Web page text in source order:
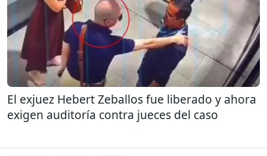
El exjuez Hebert Zeballos fue liberado y ahora
exigen auditoría contra jueces del caso